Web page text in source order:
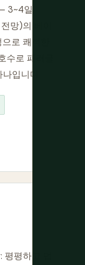
3~4일,
망)의 베이
로 쾌적한
로 패러글
입니다.
평하고 덥